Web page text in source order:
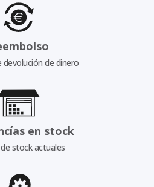
devolución de dinero
en stock
stock actuales